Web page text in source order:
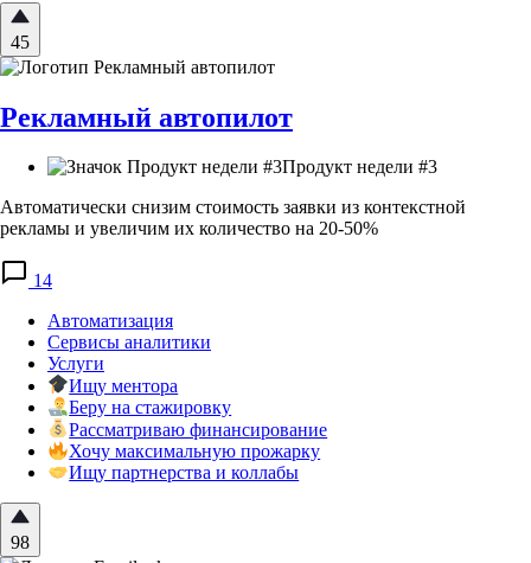
45
Рекламный автопилот
Продукт недели #3
Автоматически снизим стоимость заявки из контекстной
рекламы и увеличим их количество на 20-50%
14
Автоматизация
Сервисы аналитики
Услуги
Ищу ментора
Беру на стажировку
Рассматриваю финансирование
Хочу максимальную прожарку
Ищу партнерства и коллабы
98